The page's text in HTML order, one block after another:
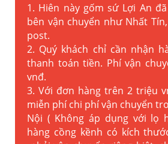
1. Hiên này gốm sứ Lợi An
bên vận chuyển như Nhất
post.
2. Quý khách chỉ cần nhận
thanh toán tiền. Phí vận
vnđ.
3. Với đơn hàng trên 2 triệu
miễn phí chi phí vận chuyển
Nội ( Không áp dụng với lọ
hàng cồng kềnh có kích